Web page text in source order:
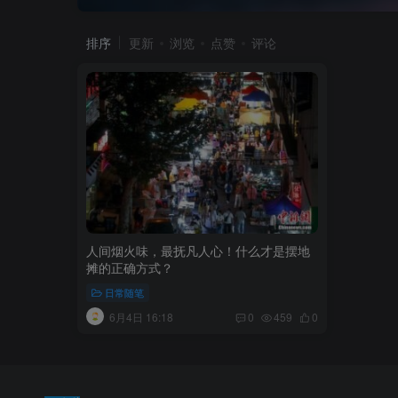
排序 更新 浏览 点赞 评论
人间烟火味，最抚凡人心！什么才是摆地
摊的正确方式？
日常随笔
6月4日 16:18 0 459 0